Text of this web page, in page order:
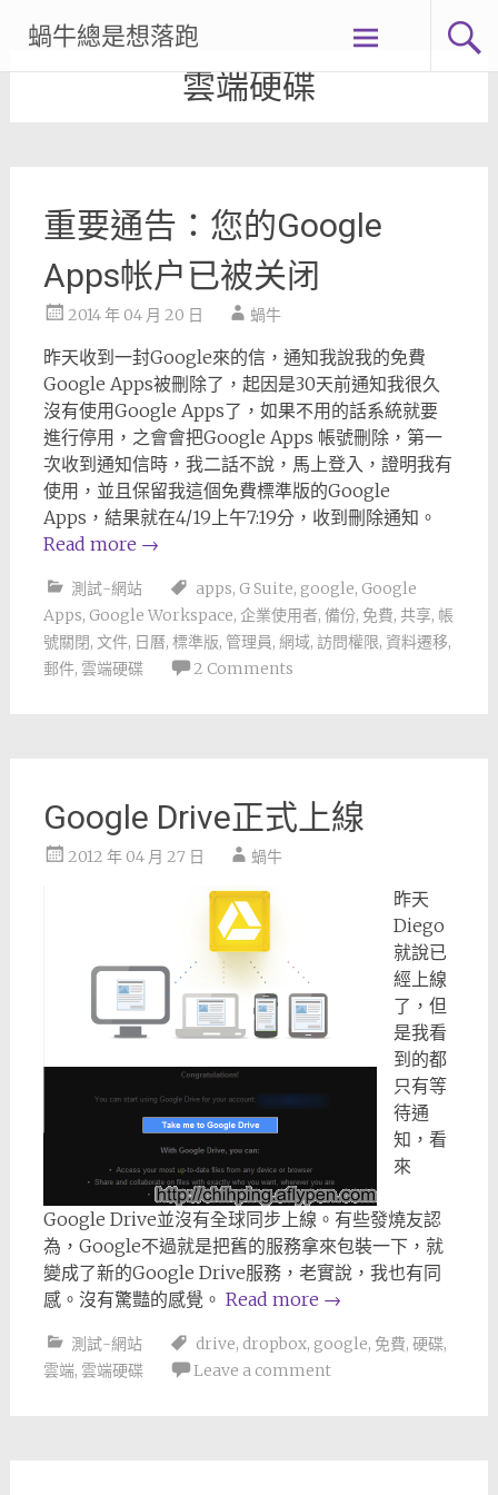
content
蝸牛總是想落跑
雲端硬碟
重要通告：您的Google
Apps帐户已被关闭
2014 年 04 月 20 日 蝸牛
昨天收到一封Google來的信，通知我說我的免費
Google Apps被刪除了，起因是30天前通知我很久
沒有使用Google Apps了，如果不用的話系統就要
進行停用，之會會把Google Apps 帳號刪除，第一
次收到通知信時，我二話不說，馬上登入，證明我有
使用，並且保留我這個免費標準版的Google
Apps，結果就在4/19上午7:19分，收到刪除通知。
Read more →
測試-網站 apps, G Suite, google, Google
Apps, Google Workspace, 企業使用者, 備份, 免費, 共享, 帳
號關閉, 文件, 日曆, 標準版, 管理員, 網域, 訪問權限, 資料遷移,
郵件, 雲端硬碟 2 Comments
Google Drive正式上線
2012 年 04 月 27 日 蝸牛
昨天
Diego
就說已
經上線
了，但
是我看
到的都
只有等
待通
知，看
來
Google Drive並沒有全球同步上線。有些發燒友認
為，Google不過就是把舊的服務拿來包裝一下，就
變成了新的Google Drive服務，老實說，我也有同
感。沒有驚豔的感覺。 Read more →
測試-網站 drive, dropbox, google, 免費, 硬碟,
雲端, 雲端硬碟 Leave a comment